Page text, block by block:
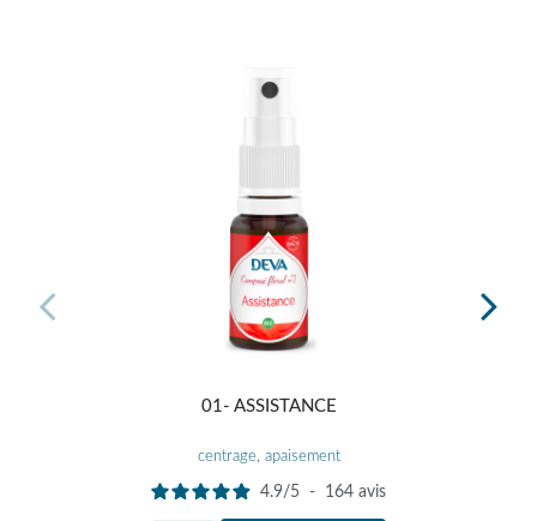
01- ASSISTANCE
centrage, apaisement
4.9/5 - 164 avis